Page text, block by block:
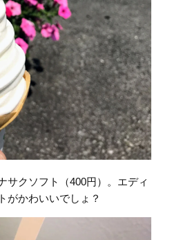
サクソフト（400円）。エディ
がかわいいでしょ？